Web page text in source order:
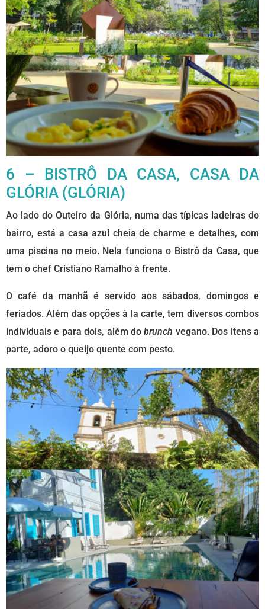
6 – BISTRÔ DA CASA, CASA DA
GLÓRIA (GLÓRIA)
Ao lado do Outeiro da Glória, numa das típicas ladeiras do
bairro, está a casa azul cheia de charme e detalhes, com
uma piscina no meio. Nela funciona o Bistrô da Casa, que
tem o chef Cristiano Ramalho à frente.
O café da manhã é servido aos sábados, domingos e
feriados. Além das opções à la carte, tem diversos combos
individuais e para dois, além dobrunch vegano. Dos itens a
parte, adoro o queijo quente com pesto.